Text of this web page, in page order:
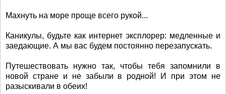
Махнуть на море проще всего рукой...
Каникулы, будьте как интернет эксплорер: медленные и
заедающие. А мы вас будем постоянно перезапускать.
Путешествовать нужно так, чтобы тебя запомнили в
новой стране и не забыли в родной! И при этом не
разыскивали в обеих!